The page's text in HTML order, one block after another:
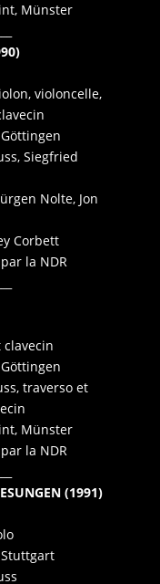
Münster
violoncelle,
Siegfried
Nolte, Jon
Corbett
la NDR
traverso et
Münster
la NDR
(1991)